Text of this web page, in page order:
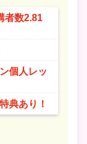
者数2.81
個人レッ
典あり！